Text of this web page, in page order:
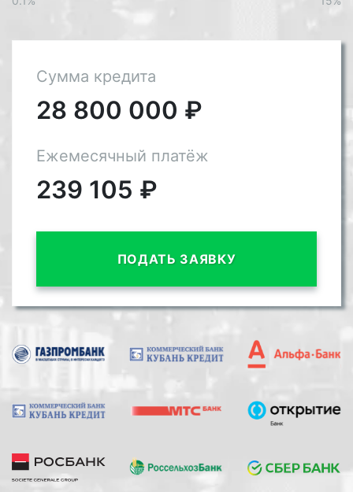
Сумма кредита
28 800 000 ₽
Ежемесячный платёж
239 105 ₽
ПОДАТЬ ЗАЯВКУ